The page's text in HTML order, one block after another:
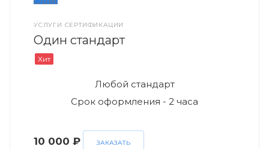
УСЛУГИ СЕРТИФИКАЦИИ
Один стандарт
Хит
Любой стандарт
Срок оформления - 2 часа
10 000 ₽ ЗАКАЗАТЬ